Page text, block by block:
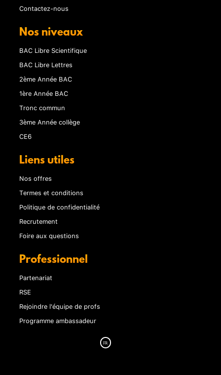
Contactez-nous
Nos niveaux
BAC Libre Scientifique
BAC Libre Lettres
2ème Année BAC
1ère Année BAC
Tronc commun
3ème Année collège
CE6
Liens utiles
Nos offres
Termes et conditions
Politique de confidentialité
Recrutement
Foire aux questions
Professionnel
Partenariat
RSE
Rejoindre l'équipe de profs
Programme ambassadeur